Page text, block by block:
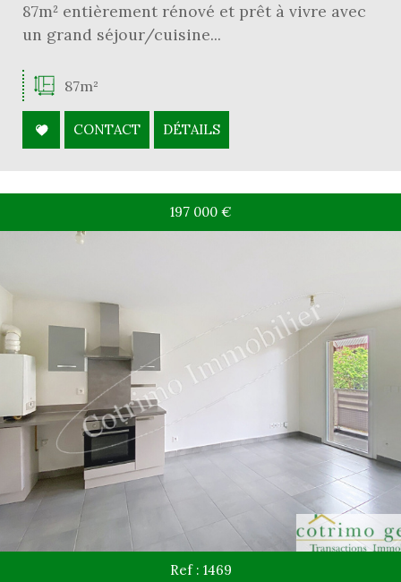
87m² entièrement rénové et prêt à vivre avec
un grand séjour/cuisine...
87m²
CONTACT DÉTAILS
197 000 €
Ref : 1469